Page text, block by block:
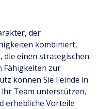
der
kombiniert,
die einen strategischen
Fähigkeiten zur
können Sie Feinde in
Team unterstützen,
erhebliche Vorteile